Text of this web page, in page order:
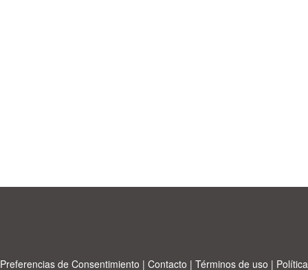
Preferencias de Consentimiento | Contacto | Términos de uso | Política